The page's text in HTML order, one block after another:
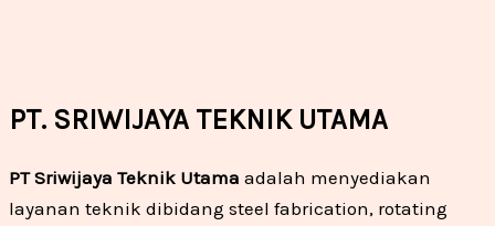
PT. SRIWIJAYA TEKNIK UTAMA
PT Sriwijaya Teknik Utama adalah menyediakan
layanan teknik dibidang steel fabrication, rotating